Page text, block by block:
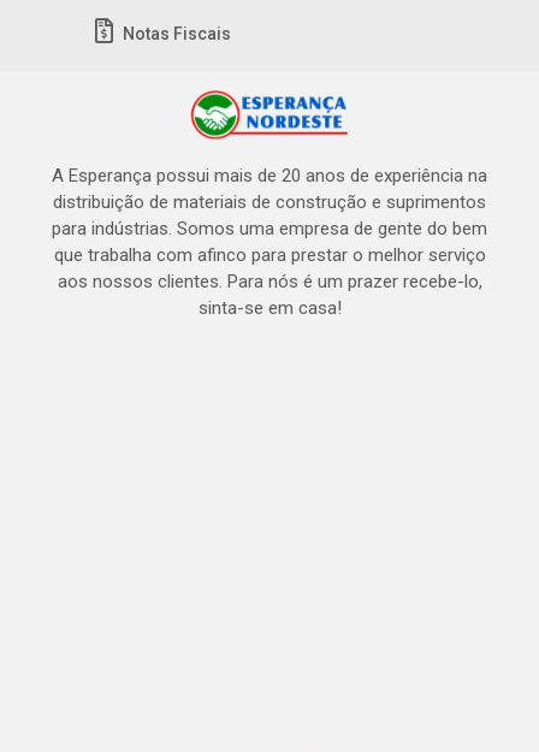
Notas Fiscais
A Esperança possui mais de 20 anos de experiência na
distribuição de materiais de construção e suprimentos
para indústrias. Somos uma empresa de gente do bem
que trabalha com afinco para prestar o melhor serviço
aos nossos clientes. Para nós é um prazer recebe-lo,
sinta-se em casa!